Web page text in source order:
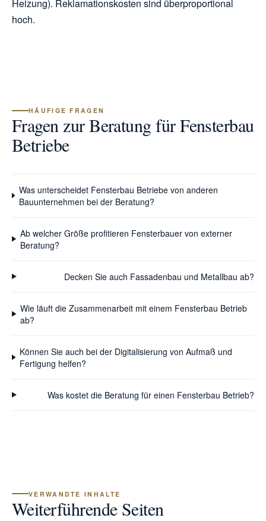
Heizung). Reklamationskosten sind überproportional
hoch.
HÄUFIGE FRAGEN
Fragen zur Beratung für Fensterbau
Betriebe
Was unterscheidet Fensterbau Betriebe von anderen
Bauunternehmen bei der Beratung?
Ab welcher Größe profitieren Fensterbauer von externer
Beratung?
Decken Sie auch Fassadenbau und Metallbau ab?
Wie läuft die Zusammenarbeit mit einem Fensterbau Betrieb
ab?
Können Sie auch bei der Digitalisierung von Aufmaß und
Fertigung helfen?
Was kostet die Beratung für einen Fensterbau Betrieb?
VERWANDTE INHALTE
Weiterführende Seiten